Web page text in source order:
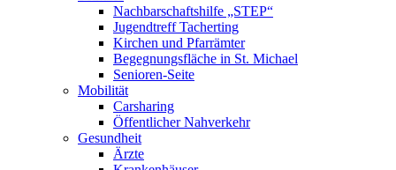
Nachbarschaftshilfe „STEP“
Jugendtreff Tacherting
Kirchen und Pfarrämter
Begegnungsfläche in St. Michael
Senioren-Seite
Mobilität
Carsharing
Öffentlicher Nahverkehr
Gesundheit
Ärzte